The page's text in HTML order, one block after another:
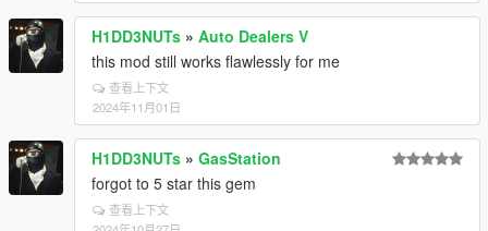
H1DD3NUTs » Auto Dealers V
this mod still works flawlessly for me
查看上下文
2024年11月01日
H1DD3NUTs » GasStation
forgot to 5 star this gem
查看上下文